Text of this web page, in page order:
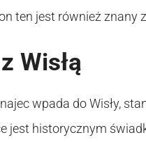
ten jest również
Wisłą
wpada do Wisły,
jest historycznym